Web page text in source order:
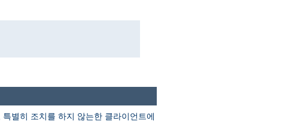
별히 조치를 하지 않는한 클라이언트에